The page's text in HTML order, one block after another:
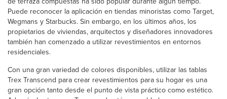
Puede reconocer la aplicación en tiendas minoristas como Target,
Wegmans y Starbucks. Sin embargo, en los últimos años, los
propietarios de viviendas, arquitectos y diseñadores innovadores
también han comenzado a utilizar revestimientos en entornos
residenciales.
Con una gran variedad de colores disponibles, utilizar las tablas
Trex Transcend para crear revestimientos para su hogar es una
gran opción tanto desde el punto de vista práctico como estético.